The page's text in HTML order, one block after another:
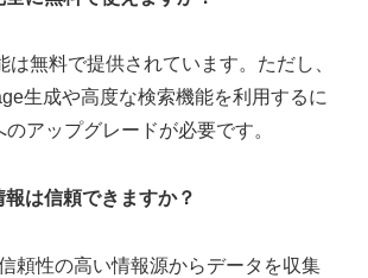
は無料で提供されています。ただし、
生成や高度な検索機能を利用するに
アップグレードが必要です。
は信頼できますか？
頼性の高い情報源からデータを収集